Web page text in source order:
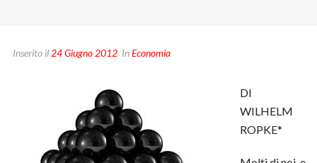
Inserito il 24 Giugno 2012 InEconomia
DI
WILHELM
ROPKE*